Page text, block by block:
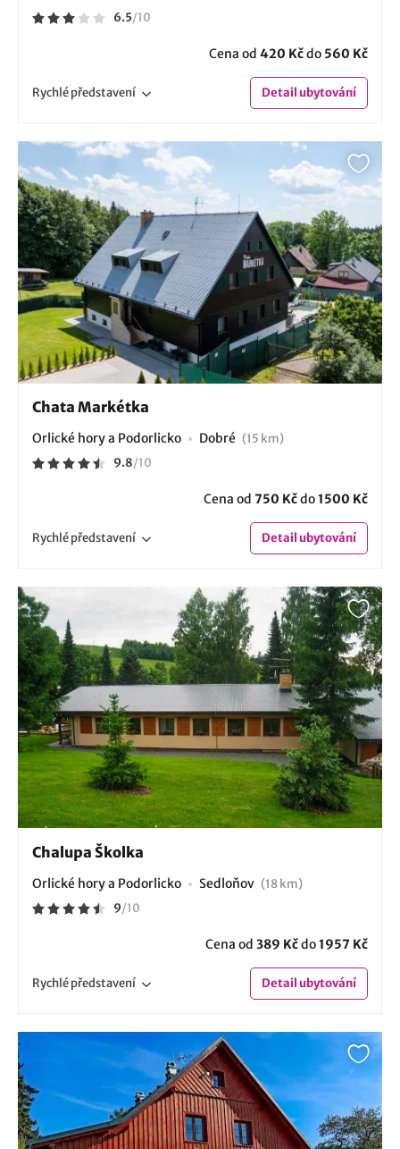
6.5/10
Cena od 420 Kčdo 560 Kč
Rychlépředstavení Detailubytování
Chata Markétka
Orlické hory a Podorlicko Dobré (15 km)
9.8/10
Cena od 750 Kčdo1500 Kč
Rychlépředstavení Detailubytování
Chalupa Školka
Orlické hory a Podorlicko Sedloňov (18 km)
9/10
Cena od 389 Kčdo1957 Kč
Rychlépředstavení Detailubytování